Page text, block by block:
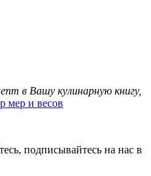
в Вашу кулинарную книгу,
мер и весов
подписывайтесь на нас в